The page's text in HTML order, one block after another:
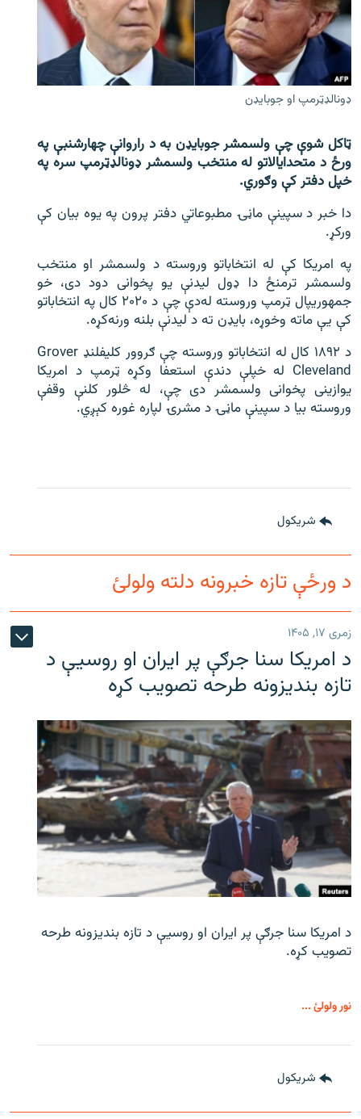
اړیکه
دري پاڼه
Azadi English
د ازادې اروپا/ ازادي راډيو ټولې پاڼې
ډونالډټرمپ او جوبايډن
ټاکل شوې چې ولسمشر جوبایډن به د راروانې چهارشنبې په
ورځ د متحدایالاتو له منتخب ولسمشر ډونالډټرمپ سره په
خپل دفتر کې وګوري.
دا خبر د سپینې ماڼۍ مطبوعاتي دفتر پرون په یوه بیان کې
ورکړ.
په امریکا کې له انتخاباتو وروسته د ولسمشر او منتخب
ولسمشر ترمنځ دا ډول لیدنې یو پخوانی دود دی، خو
جمهوریپال ټرمپ وروسته له‌دې چې د ۲۰۲۰ کال په انتخاباتو
کې یې ماته وخوړه، بایډن ته د لیدنې بلنه ورنه‌کړه.
د ۱۸۹۲ کال له انتخاباتو وروسته چې ګروور کلیفلنډ Grover
Cleveland له خپلې دندې استعفا وکړه ټرمپ د امریکا
یوازینی پخوانی ولسمشر دی چې، له څلور کلنې وقفې
وروسته بیا د سپینې ماڼۍ د مشرۍ لپاره غوره کېږي.
شريکول
د ورځې تازه خبرونه دلته ولولئ
زمری ۱۷, ۱۴۰۵
د امریکا سنا جرګې پر ایران او روسیې د
تازه بندیزونه طرحه تصویب کړه
د امریکا سنا جرګې پر ایران او روسیې د تازه بندیزونه طرحه
تصویب کړه.
نور ولولئ ...
شريکول